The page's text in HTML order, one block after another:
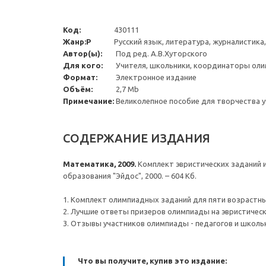
Код:
430111
Жанр:Р
Русский язык, литература,
Автор(ы):
Под ред. А.В.Хуторского
Для кого:
Учителя, школьники, координаторы
Формат:
Электронное издание
Объём:
2,7 Mb
Примечание: Великолепное пособие для творчества
СОДЕРЖАНИЕ ИЗДАНИЯ
Математика, 2009. Комплект эвристических
образования "Эйдос", 2000. – 604 Кб.
1. Комплект олимпиадных заданий для пяти
2. Лучшие ответы призеров олимпиады на
3. Отзывы участников олимпиады - педагогов и
Что вы получите, купив это издание: